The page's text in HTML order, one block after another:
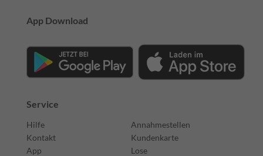
App Download
Service
Hilfe
Kontakt
App
Annahmestellen
Kundenkarte
Lose